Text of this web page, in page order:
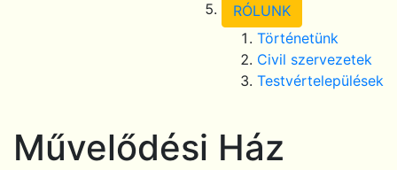
RÓLUNK
Történetünk
Civil szervezetek
Testvértelepülések
Művelődési Ház